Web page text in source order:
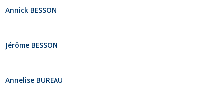
Annick BESSON
Jérôme BESSON
Annelise BUREAU